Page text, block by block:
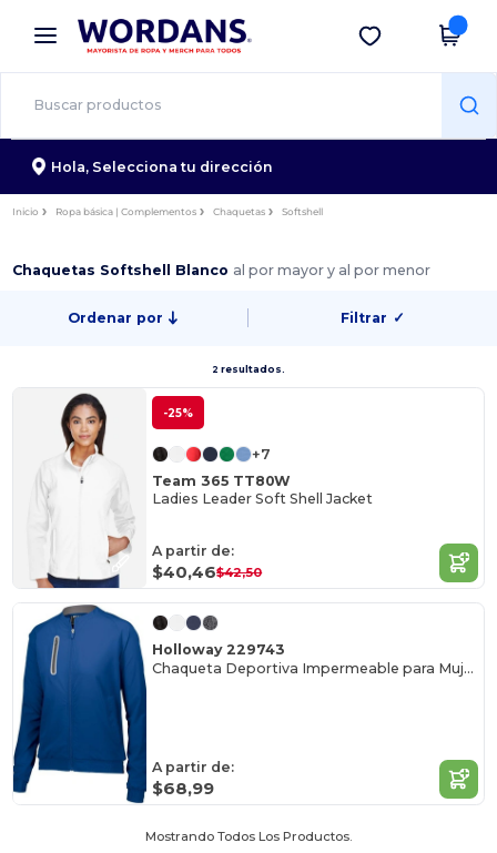
× App de Wordans
¡Mejores precios en app!
Descargar app
Hola, Selecciona tu dirección
Inicio Ropa básica | Complementos Chaquetas Softshell
Chaquetas Softshell Blanco al por mayor y al por menor
Ordenar por Filtrar ✓
2 resultados.
-25%
+7
Team 365 TT80W
Ladies Leader Soft Shell Jacket
A partir de:
$40,46$42,50
Holloway 229743
Chaqueta Deportiva Impermeable para Mujeres
A partir de:
$68,99
Mostrando Todos Los Productos.